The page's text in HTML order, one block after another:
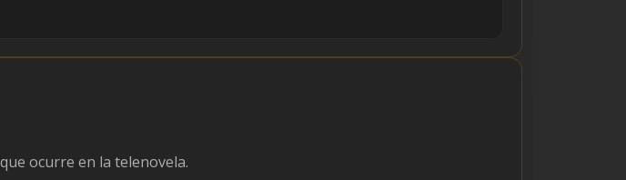
ocurre en la telenovela.